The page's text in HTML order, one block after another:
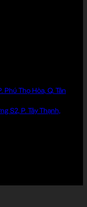
Phú Thọ Hòa, Q. Tân
S2, P. Tây Thạnh,